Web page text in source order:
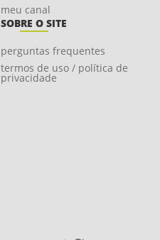
meu canal
SOBRE O SITE
perguntas frequentes
termos de uso / política de
privacidade